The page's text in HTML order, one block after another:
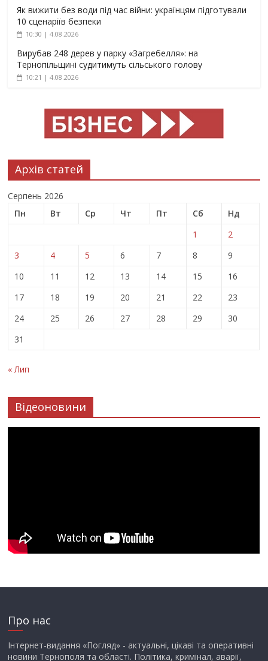
Як вижити без води під час війни: українцям підготували
10 сценаріїв безпеки
10:30 | 4.08.2026
Вирубав 248 дерев у парку «Загребелля»: на
Тернопільщині судитимуть сільського голову
10:21 | 4.08.2026
Архів статей
Серпень 2026
Пн
Вт Ср Чт Пт Сб
Нд
1
2
3
4 5 6 7 8
9
10
11 12 13 14 15
16
17
18 19 20 21 22
23
24
25 26 27 28 29
30
31
« Лип
Відеоновини
Про нас
Інтернет-видання «Погляд» - актуальні, цікаві та оперативні
новини Тернополя та області. Політика, кримінал, аварії,